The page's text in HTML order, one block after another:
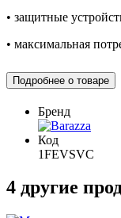
• защитные
• максимальная
Подробнее о товаре
Бренд
Код
1FEVSVC
4 другие